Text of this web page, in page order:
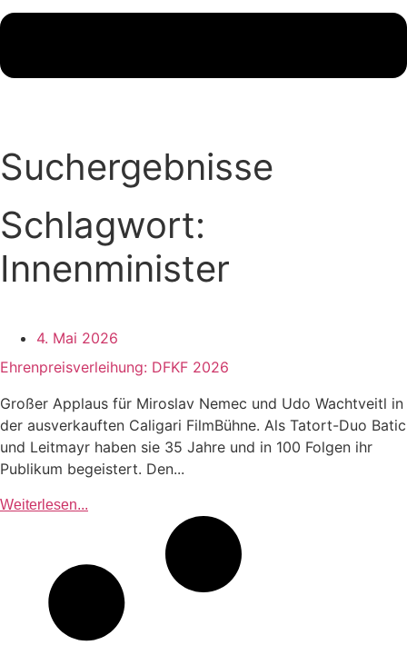
Suchergebnisse
Schlagwort:
Innenminister
4. Mai 2026
Ehrenpreisverleihung: DFKF 2026
Großer Applaus für Miroslav Nemec und Udo Wachtveitl in
der ausverkauften Caligari FilmBühne. Als Tatort-Duo Batic
und Leitmayr haben sie 35 Jahre und in 100 Folgen ihr
Publikum begeistert. Den...
Weiterlesen...